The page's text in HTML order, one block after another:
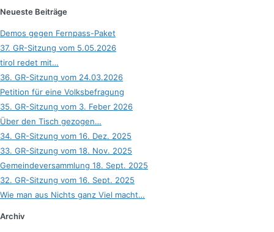
Neueste Beiträge
Demos gegen Fernpass-Paket
37. GR-Sitzung vom 5.05.2026
tirol redet mit…
36. GR-Sitzung vom 24.03.2026
Petition für eine Volksbefragung
35. GR-Sitzung vom 3. Feber 2026
Über den Tisch gezogen…
34. GR-Sitzung vom 16. Dez. 2025
33. GR-Sitzung vom 18. Nov. 2025
Gemeindeversammlung 18. Sept. 2025
32. GR-Sitzung vom 16. Sept. 2025
Wie man aus Nichts ganz Viel macht…
Archiv